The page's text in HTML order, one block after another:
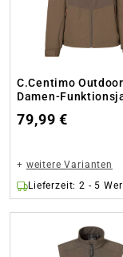
C.Centimo Outdoor
Damen-
79,99 €
+ weitere Varianten
Lieferzeit: 2 - 5